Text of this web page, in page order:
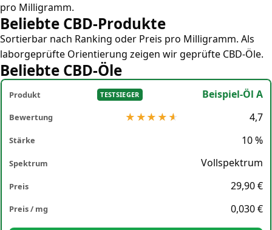
pro Milligramm.
Beliebte CBD-Produkte
Sortierbar nach Ranking oder Preis pro Milligramm. Als
laborgeprüfte Orientierung zeigen wir geprüfte CBD-Öle.
Beliebte CBD-Öle
TESTSIEGER
Beispiel-Öl A
4,7
10 %
Vollspektrum
29,90 €
0,030 €